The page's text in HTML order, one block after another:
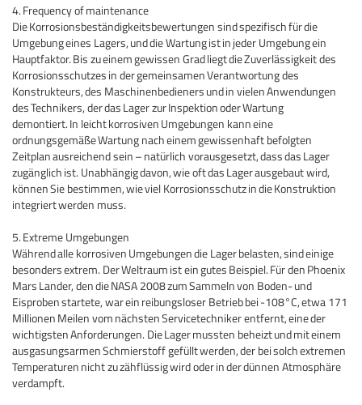
4. Frequency of maintenance
Die Korrosionsbeständigkeitsbewertungen sind spezifisch für die
Umgebung eines Lagers, und die Wartung ist in jeder Umgebung ein
Hauptfaktor.Bis zu einem gewissen Grad liegt die Zuverlässigkeit des
Korrosionsschutzes in der gemeinsamen Verantwortung des
Konstrukteurs, des Maschinenbedieners und in vielen Anwendungen
des Technikers, der das Lager zur Inspektion oder Wartung
demontiert.In leicht korrosiven Umgebungen kann eine
ordnungsgemäße Wartung nach einem gewissenhaft befolgten
Zeitplan ausreichend sein – natürlich vorausgesetzt, dass das Lager
zugänglich ist. Unabhängig davon, wie oft das Lager ausgebaut wird,
können Sie bestimmen, wie viel Korrosionsschutz in die Konstruktion
integriert werden muss.
5. Extreme Umgebungen
Während alle korrosiven Umgebungen die Lager belasten, sind einige
besonders extrem. Der Weltraum ist ein gutes Beispiel.Für den Phoenix
Mars Lander, den die NASA 2008 zum Sammeln von Boden- und
Eisproben startete, war ein reibungsloser Betrieb bei -108°C, etwa 171
Millionen Meilen vom nächsten Servicetechniker entfernt, eine der
wichtigsten Anforderungen. Die Lager mussten beheizt und mit einem
ausgasungsarmen Schmierstoff gefüllt werden, der bei solch extremen
Temperaturen nicht zu zähflüssig wird oder in der dünnen Atmosphäre
verdampft.